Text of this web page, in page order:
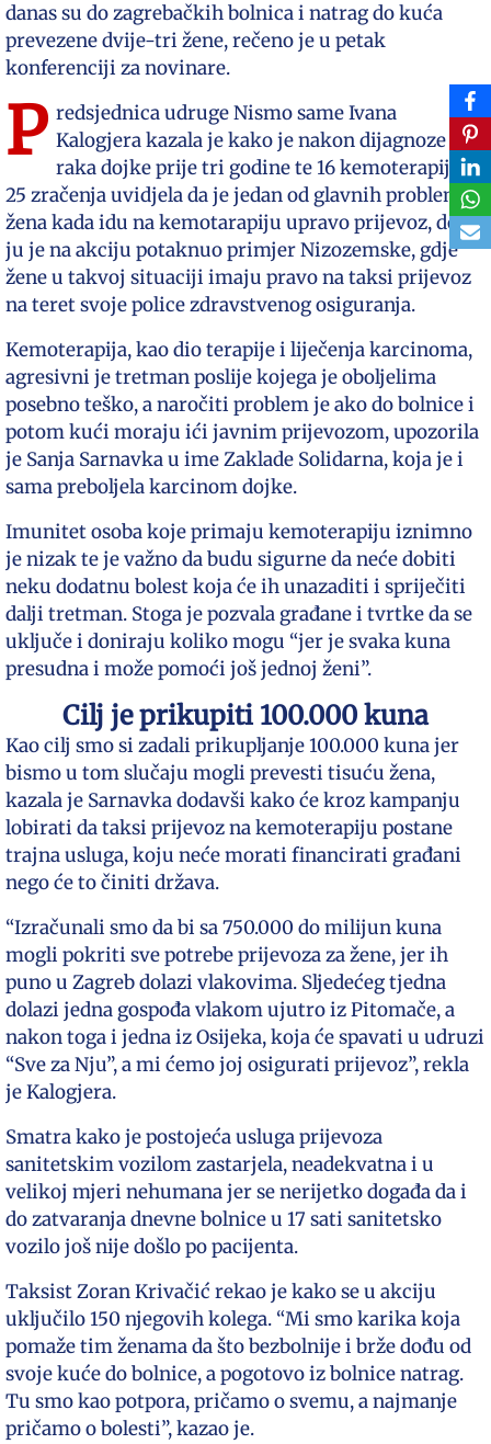
danas su do zagrebačkih bolnica i natrag do kuća
prevezene dvije-tri žene, rečeno je u petak
konferenciji za novinare.
P redsjednica udruge Nismo same Ivana
Kalogjera kazala je kako je nakon dijagnoze
raka dojke prije tri godine te 16 kemoterapija i
25 zračenja uvidjela da je jedan od glavnih problema
žena kada idu na kemotarapiju upravo prijevoz, dok
ju je na akciju potaknuo primjer Nizozemske, gdje
žene u takvoj situaciji imaju pravo na taksi prijevoz
na teret svoje police zdravstvenog osiguranja.
Kemoterapija, kao dio terapije i liječenja karcinoma,
agresivni je tretman poslije kojega je oboljelima
posebno teško, a naročiti problem je ako do bolnice i
potom kući moraju ići javnim prijevozom, upozorila
je Sanja Sarnavka u ime Zaklade Solidarna, koja je i
sama preboljela karcinom dojke.
Imunitet osoba koje primaju kemoterapiju iznimno
je nizak te je važno da budu sigurne da neće dobiti
neku dodatnu bolest koja će ih unazaditi i spriječiti
dalji tretman. Stoga je pozvala građane i tvrtke da se
uključe i doniraju koliko mogu “jer je svaka kuna
presudna i može pomoći još jednoj ženi”.
Cilj je prikupiti 100.000 kuna
Kao cilj smo si zadali prikupljanje 100.000 kuna jer
bismo u tom slučaju mogli prevesti tisuću žena,
kazala je Sarnavka dodavši kako će kroz kampanju
lobirati da taksi prijevoz na kemoterapiju postane
trajna usluga, koju neće morati financirati građani
nego će to činiti država.
“Izračunali smo da bi sa 750.000 do milijun kuna
mogli pokriti sve potrebe prijevoza za žene, jer ih
puno u Zagreb dolazi vlakovima. Sljedećeg tjedna
dolazi jedna gospođa vlakom ujutro iz Pitomače, a
nakon toga i jedna iz Osijeka, koja će spavati u udruzi
“Sve za Nju”, a mi ćemo joj osigurati prijevoz”, rekla
je Kalogjera.
Smatra kako je postojeća usluga prijevoza
sanitetskim vozilom zastarjela, neadekvatna i u
velikoj mjeri nehumana jer se nerijetko događa da i
do zatvaranja dnevne bolnice u 17 sati sanitetsko
vozilo još nije došlo po pacijenta.
Taksist Zoran Krivačić rekao je kako se u akciju
uključilo 150 njegovih kolega. “Mi smo karika koja
pomaže tim ženama da što bezbolnije i brže dođu od
svoje kuće do bolnice, a pogotovo iz bolnice natrag.
Tu smo kao potpora, pričamo o svemu, a najmanje
pričamo o bolesti”, kazao je.